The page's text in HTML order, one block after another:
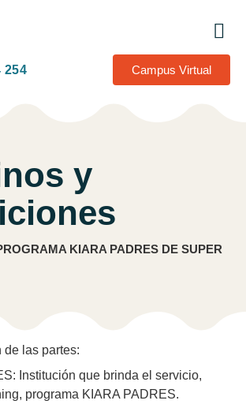
254 Campus Virtual
y
KIARA PADRES DE SUPER
de las partes:
Institución que brinda el servicio,
programa KIARA PADRES.